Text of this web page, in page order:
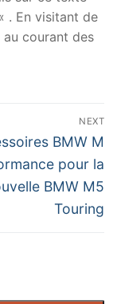
. En visitant de
courant des
NEXT
BMW M
pour la
BMW M5
Touring